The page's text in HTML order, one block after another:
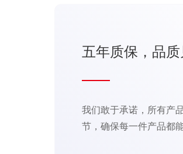
五年质保，品
我们敢于承诺，所有产
节，确保每一件产品都